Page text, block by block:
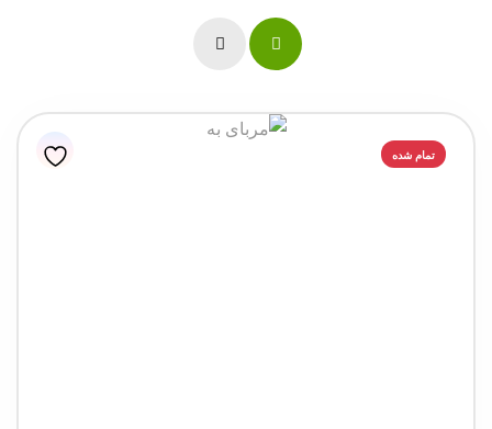
تمام شده